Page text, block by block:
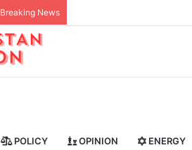
Breaking News
POLICY OPINION ENERGY